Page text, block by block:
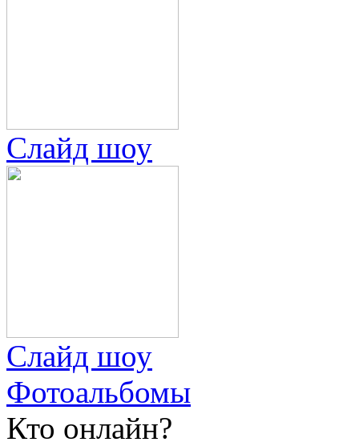
Слайд шоу
Слайд шоу
Фотоальбомы
Кто онлайн?